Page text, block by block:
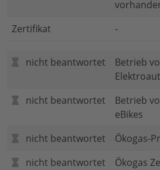
Zertifikat
-
nicht beantwortet
Betrieb
nicht beantwortet
Betrieb
eBikes
nicht beantwortet
Ökogas-
nicht beantwortet
Ökogas